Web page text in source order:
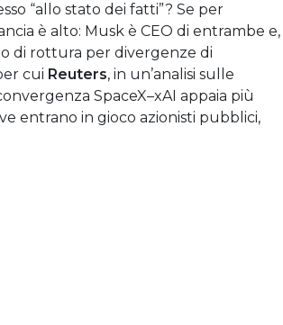
“allo stato dei fatti”? Se per
è alto: Musk è CEO di entrambe e,
di rottura per divergenze di
cui Reuters, in un’analisi sulle
SpaceX–xAI appaia più
entrano in gioco azionisti pubblici,